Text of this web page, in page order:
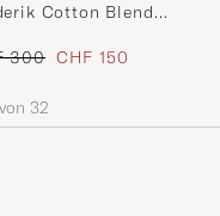
Cotton Blend
Light Blue
Preis
300 Reduzierter Preis
CHF 150
von 32